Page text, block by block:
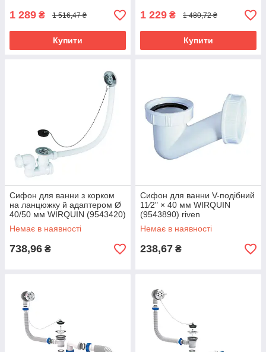
1 289 ₴ 1 516,47 ₴
Купити
1 229 ₴ 1 480,72 ₴
Купити
Сифон для ванни з корком
на ланцюжку й адаптером Ø
40/50 мм WIRQUIN (9543420)
riven
Немає в наявності
738,96 ₴
Сифон для ванни V-подібний
11⁄2" × 40 мм WIRQUIN
(9543890) riven
Немає в наявності
238,67 ₴